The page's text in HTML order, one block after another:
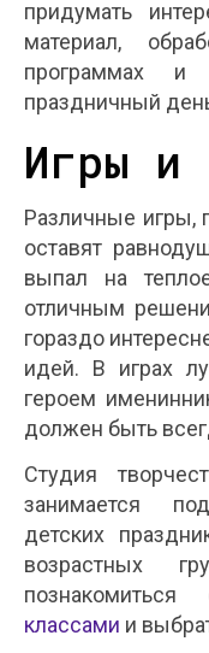
придумать
материал,
программах и
праздничный
Игры и
Различные игры,
оставят
выпал на
отличным
гораздо
идей. В играх
героем
должен быть
Студия
занимается
детских
возрастных
классами и